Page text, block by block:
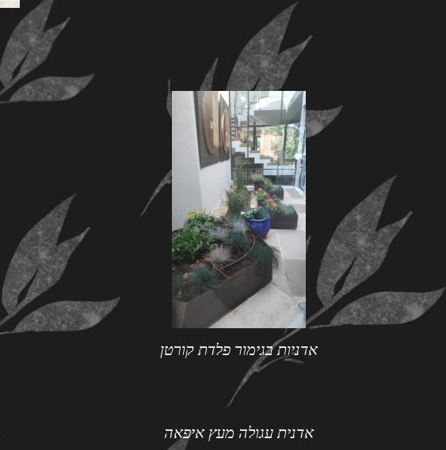
אדניות בגימור פלדת קורטן
אדנית עגולה מעץ איפאה